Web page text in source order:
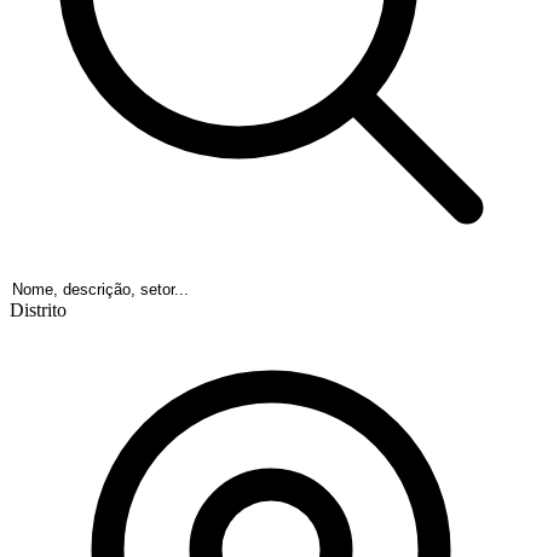
Distrito